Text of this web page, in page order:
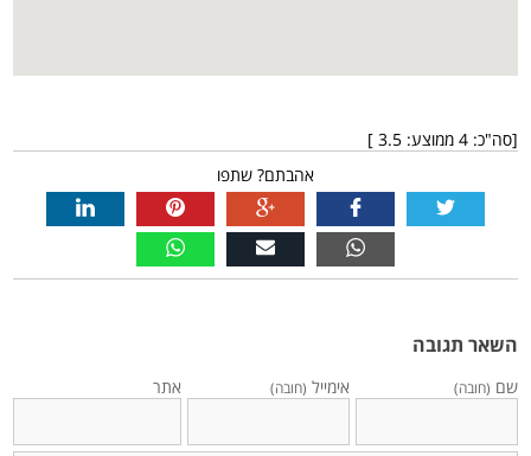
[סה"כ: 4 ממוצע: 3.5
]
אהבתם? שתפו
השאר תגובה
שם (חובה) אימייל (חובה) אתר